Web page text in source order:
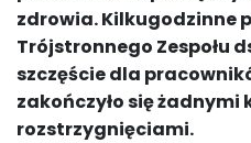
zdrowia. Kilkugodzinne
Trójstronnego Zespołu
szczęście dla
zakończyło się żadnymi
rozstrzygnięciami.